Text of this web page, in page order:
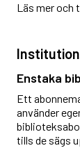
Läs mer och
Enstaka
Ett
använder
tills de sägs